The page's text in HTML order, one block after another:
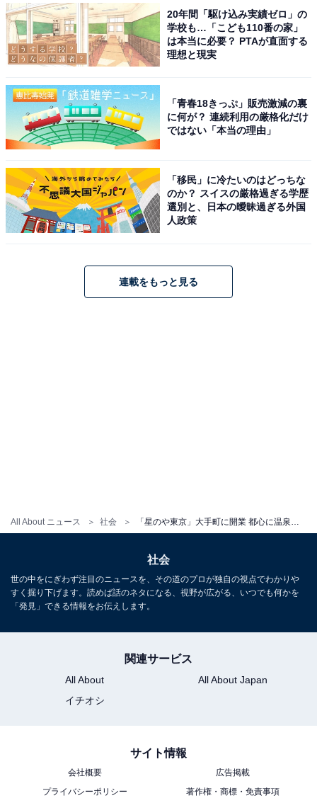
All About ニュース 社会
2点目は、「靴を脱いで過ごす」こと。星のや東京で
も、大きなヒバの木扉を一歩入った玄関で靴を脱ぐ。そ
こからは畳廊下が続いていて、裸足のまま過ごすことが
できる。ベッドサイドでしか靴は脱がないホテルとは違
う、畳文化に基く日本旅館の特徴だ。そして、浴衣で滞
在できる点も旅館ならではだ。星のや東京では、浴衣で
はなく、外国人でもすぐに羽織れる着物と帯、インナー
の館内着が各部屋に用意されている。
3：日本の四季を感じる室礼と木の文化
季・七十二候のある日本には、折々のしつらいの文化が
ある。星のや東京でも、玄関を入った正面等に季節のし
つらいが施されている。また、館内を歩くと気づくの
20年間「駆け込み実績ゼロ」の
学校も…「こども110番の家」
は本当に必要？ PTAが直面する
理想と現実
「青春18きっぷ」販売激減の裏
に何が？ 連続利用の厳格化だけ
ではない「本当の理由」
「移民」に冷たいのはどっちな
のか？ スイスの厳格過ぎる学歴
選別と、日本の曖昧過ぎる外国
人政策
連載をもっと見る
社会
世の中をにぎわず注目のニュースを、その道のプロが独自の視点でわかりや
すく掘り下げます。読めば話のネタになる、視野が広がる、いつでも何かを
「発見」できる情報をお伝えします。
関連サービス
All About
All About Japan
イチオシ
サイト情報
会社概要
広告掲載
プライバシーポリシー
著作権・商標・免責事項